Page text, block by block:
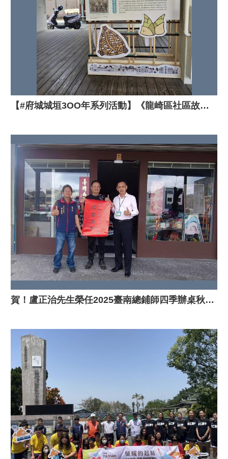
【#府城城垣3OO年系列活動】《龍崎區社區故事展覽》隆重開展
賀！盧正治先生榮任2025臺南總鋪師四季辦桌秋季場南關線地區辦桌總鋪師